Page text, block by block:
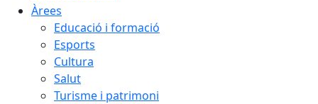
Àrees
Educació i formació
Esports
Cultura
Salut
Turisme i patrimoni